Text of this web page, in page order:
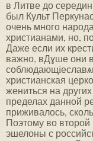
в Литве до
был Культ
очень много
христианами, но,
Даже если их
важно, вДɣше они
христианская
жениться на
пределах данной
приживалось,
Поэтому во
эшелоны с